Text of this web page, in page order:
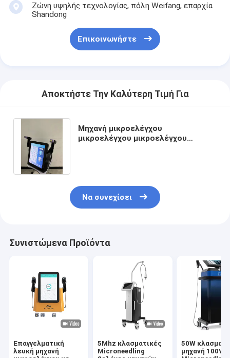
Ζώνη υψηλής τεχνολογίας, πόλη Weifang, επαρχία
Shandong
Επικοινωνήστε
Αποκτήστε Την Καλύτερη Τιμή Για
Μηχανή μικροελέγχου
μικροελέγχου μικροελέγχου
Να συνεχίσει
Συνιστώμενα Προϊόντα
Επαγγελματική
λευκή μηχανή
5Mhz κλασματικές
Microneedling
50W
μηχανή 100V